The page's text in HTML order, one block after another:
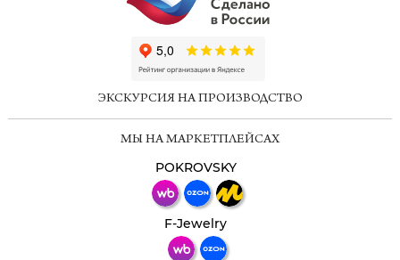
ЭКСКУРСИЯ НА ПРОИЗВОДСТВО
МЫ НА МАРКЕТПЛЕЙСАХ
POKROVSKY
F-Jewelry